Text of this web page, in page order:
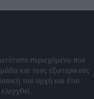
περιεχόμενο που
και τους εξωτερικούς
του αρχή και έτσι